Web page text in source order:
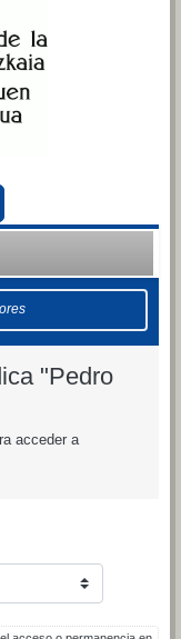
"Pedro
acceder a